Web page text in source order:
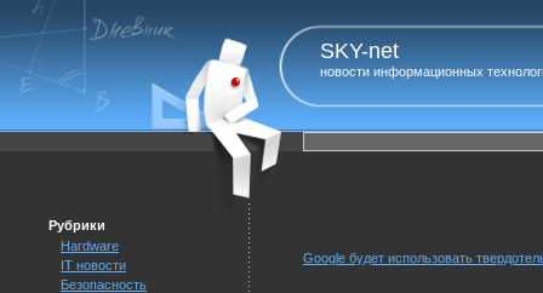
SKY-net
новости информационных
Рубрики
Hardware
IT новости
Безопасность
Google будет использовать